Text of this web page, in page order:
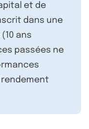
et de
dans une
ans
passées ne